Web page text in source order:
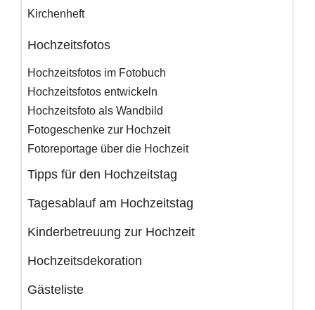
Kirchenheft
Hochzeitsfotos
Hochzeitsfotos im Fotobuch
Hochzeitsfotos entwickeln
Hochzeitsfoto als Wandbild
Fotogeschenke zur Hochzeit
Fotoreportage über die Hochzeit
Tipps für den Hochzeitstag
Tagesablauf am Hochzeitstag
Kinderbetreuung zur Hochzeit
Hochzeitsdekoration
Gästeliste